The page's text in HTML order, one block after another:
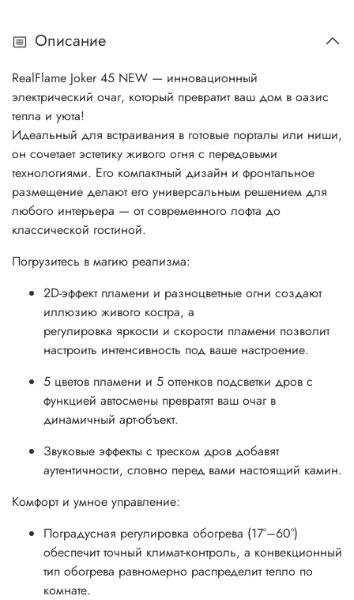
Описание
RealFlame Joker 45 NEW — инновационный
электрический очаг, который превратит ваш дом в оазис
тепла и уюта!
Идеальный для встраивания в готовые порталы или ниши,
он сочетает эстетику живого огня с передовыми
технологиями. Его компактный дизайн и фронтальное
размещение делают его универсальным решением для
любого интерьера — от современного лофта до
классической гостиной.
Погрузитесь в магию реализма:
2D-эффект пламени и разноцветные огни создают
иллюзию живого костра, а
регулировка яркости и скорости пламени позволит
настроить интенсивность под ваше настроение.
5 цветов пламени и 5 оттенков подсветки дров с
функцией автосмены превратят ваш очаг в
динамичный арт-объект.
Звуковые эффекты с треском дров добавят
аутентичности, словно перед вами настоящий камин.
Комфорт и умное управление:
Поградусная регулировка обогрева (17°–60°)
обеспечит точный климат-контроль, а конвекционный
тип обогрева равномерно распределит тепло по
комнате.